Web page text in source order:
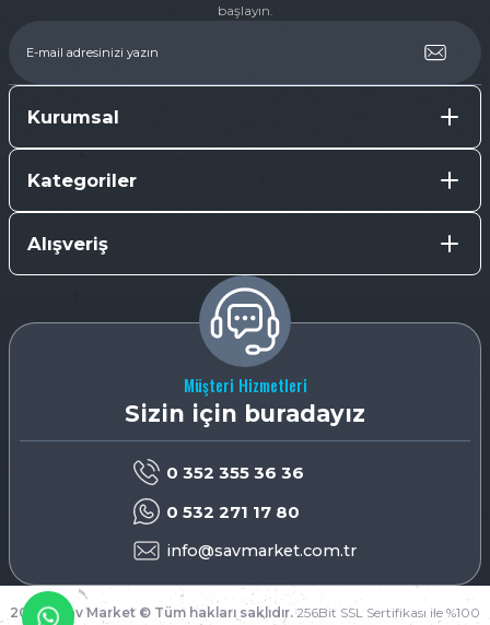
başlayın.
Kurumsal
Kategoriler
Alışveriş
Müşteri Hizmetleri
Sizin için buradayız
0 352 355 36 36
0 532 271 17 80
info@savmarket.com.tr
2026 - Sav Market © Tüm hakları saklıdır.256Bit SSL Sertifikası ile %100